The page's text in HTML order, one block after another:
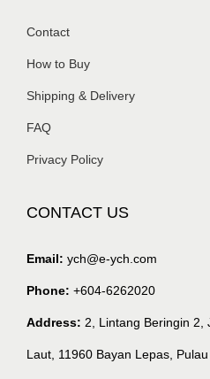
Contact
How to Buy
Shipping & Delivery
FAQ
Privacy Policy
CONTACT US
Email: ych@e-ych.com
Phone: +604-6262020
Address: 2, Lintang Beringin 2,
Laut, 11960 Bayan Lepas,